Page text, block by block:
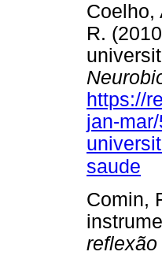
Coelho,
R.
https://
jan-
saude
Comin,